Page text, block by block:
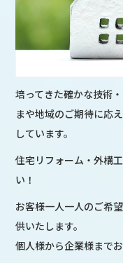
培ってきた確かな技術
まや地域のご期待に応
しています。
住宅リフォーム・外構
い！
お客様一人一人のご希
供いたします。
個人様から企業様まで